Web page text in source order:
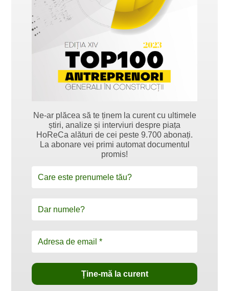
Ne-ar plăcea să te ținem la curent cu ultimele
știri, analize și interviuri despre piața
HoReCa alături de cei peste 9.700 abonați.
La abonare vei primi automat documentul
promis!